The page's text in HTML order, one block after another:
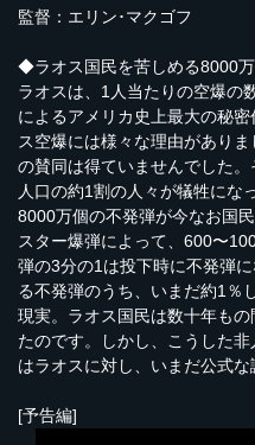
監督：エリン･マクゴフ
◆ラオス国民を苦しめる8000
ラオスは、1人当たりの空爆の
によるアメリカ史上最大の秘
ス空爆には様々な理由があり
の賛同は得ていませんでした
人口の約1割の人々が犠牲にな
8000万個の不発弾が今なお国
スター爆弾によって、600〜
弾の3分の1は投下時に不発弾
る不発弾のうち、いまだ約1％
現実。ラオス国民は数十年も
たのです。しかし、こうした
はラオスに対し、いまだ公式な
[予告編]